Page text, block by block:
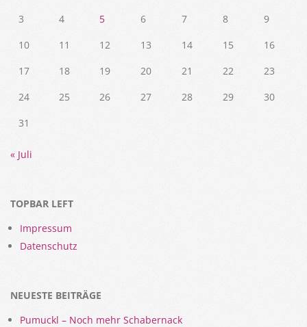
3
4 5 6 7 8
9
10
11 12 13 14 15
16
17
18 19 20 21 22
23
24
25 26 27 28 29
30
31
« Juli
TOPBAR LEFT
Impressum
Datenschutz
NEUESTE BEITRÄGE
Pumuckl – Noch mehr Schabernack